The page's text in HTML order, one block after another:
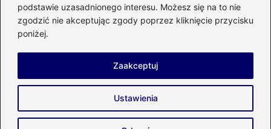
podstawie uzasadnionego interesu. Możesz się na to nie
zgodzić nie akceptując zgody poprzez kliknięcie przycisku
poniżej.
Ustawienia
Zaakceptuj
Ogród(51)
Remont(78)
Prywatność
Zasady użytkowania
Napisz do nas